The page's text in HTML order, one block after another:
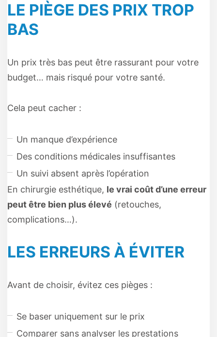
LE PIÈGE DES PRIX TROP
BAS
Un prix très bas peut être rassurant pour votre
budget… mais risqué pour votre santé.
Cela peut cacher :
Un manque d’expérience
Des conditions médicales insuffisantes
Un suivi absent après l’opération
En chirurgie esthétique, le vrai coût d’une erreur
peut être bien plus élevé (retouches,
complications…).
LES ERREURS À ÉVITER
Avant de choisir, évitez ces pièges :
Se baser uniquement sur le prix
Comparer sans analyser les prestations